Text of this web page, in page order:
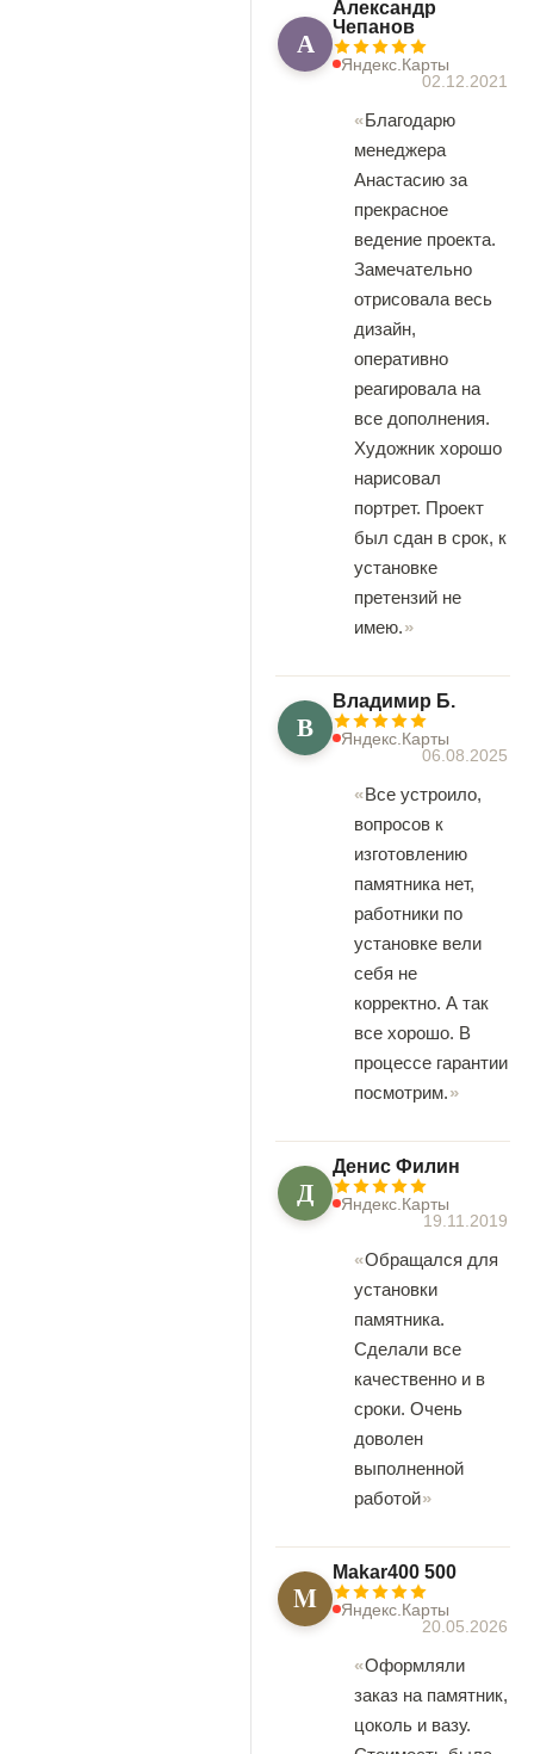
А
Александр
Чепанов
Яндекс.Карты
02.12.2021
Благодарю
менеджера
Анастасию за
прекрасное
ведение проекта.
Замечательно
отрисовала весь
дизайн,
оперативно
реагировала на
все дополнения.
Художник хорошо
нарисовал
портрет. Проект
был сдан в срок, к
установке
претензий не
имею.
В
Владимир Б.
Яндекс.Карты
06.08.2025
Все устроило,
вопросов к
изготовлению
памятника нет,
работники по
установке вели
себя не
корректно. А так
все хорошо. В
процессе гарантии
посмотрим.
Д
Денис Филин
Яндекс.Карты
19.11.2019
Обращался для
установки
памятника.
Сделали все
качественно и в
сроки. Очень
доволен
выполненной
работой
M
Makar400 500
Яндекс.Карты
20.05.2026
Оформляли
заказ на памятник,
цоколь и вазу.